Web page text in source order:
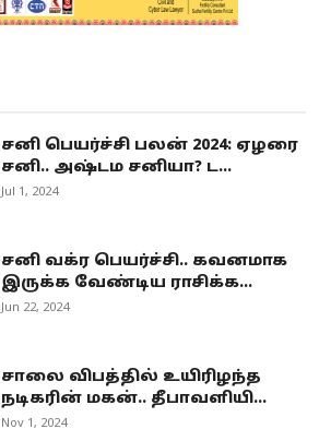
சனி பெயர்ச்சி பலன் 2024: ஏழரை
சனி.. அஷ்டம சனியா? ட...
Jul 1, 2024
சனி வக்ர பெயர்ச்சி.. கவனமாக
இருக்க வேண்டிய ராசிக்க...
Jun 22, 2024
சாலை விபத்தில் உயிரிழந்த
நடிகரின் மகன்.. தீபாவளியி...
Nov 1, 2024